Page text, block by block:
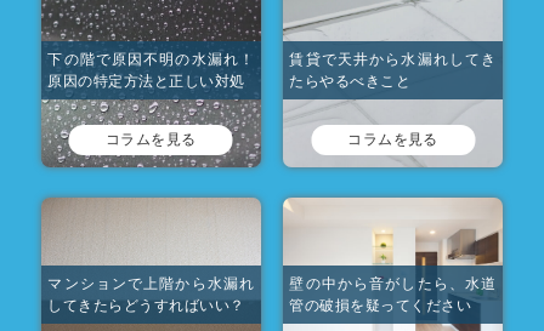
下の階で原因不明の水漏れ！
原因の特定方法と正しい対処
コラムを見る
賃貸で天井から水漏れしてき
たらやるべきこと
コラムを見る
マンションで上階から水漏れ
してきたらどうすればいい？
壁の中から音がしたら、水道
管の破損を疑ってください